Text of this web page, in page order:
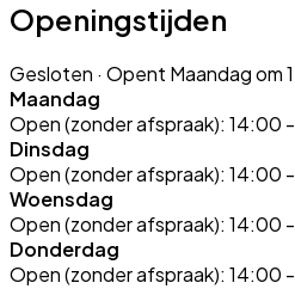
Openingstijden
Gesloten · Opent Maandag om
Maandag
Open (zonder afspraak): 14:00
Dinsdag
Open (zonder afspraak): 14:00
Woensdag
Open (zonder afspraak): 14:00
Donderdag
Open (zonder afspraak): 14:00